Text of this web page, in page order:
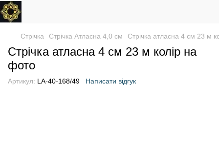
Стрічка Стрічка Атласна 4,0 см Стрічка атласна 4 см 23 м
Стрічка атласна 4 см 23 м колір на
фото
Артикул: LA-40-168/49 Написати відгук